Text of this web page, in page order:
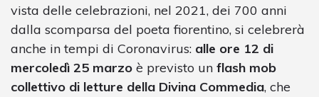
vista delle celebrazioni, nel 2021, dei 700 anni
dalla scomparsa del poeta fiorentino, si celebrerà
anche in tempi di Coronavirus: alle ore 12 di
mercoledì 25 marzo è previsto un flash mob
collettivo di letture della Divina Commedia, che